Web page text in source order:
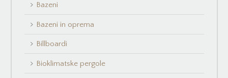
Bazeni
Bazeni in oprema
Billboardi
Bioklimatske pergole